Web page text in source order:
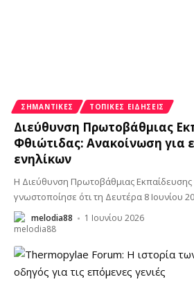
ΣΗΜΑΝΤΙΚΈΣ ΤΟΠΙΚΈΣ ΕΙΔΉΣΕΙΣ
Διεύθυνση Πρωτοβάθμιας
Φθιώτιδας: Ανακοίνωση για
ενηλίκων
Η Διεύθυνση Πρωτοβάθμιας
γνωστοποίησε ότι τη Δευτέρα 8 Ιουνίου
melodia88 1 Ιουνίου 2026